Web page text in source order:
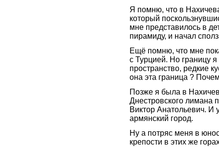
Я помню, что в
который
мне представилось в
пирамиду, и начал
Ещё помню, что мне
с Турцией. Но границу
пространство, редкие
она эта граница ?
Позже я была в
Днестровского лимана
Виктор Анатольевич. И
армянский город.
Ну а потряс меня в
крепости в этих же